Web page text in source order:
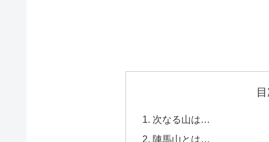
次なる山は…
陣馬山とは…